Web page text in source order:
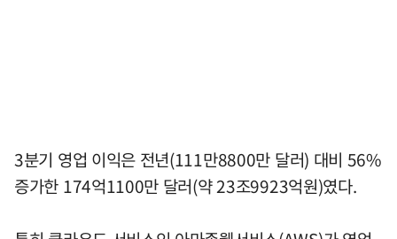
3분기 영업 이익은 전년(111만8800만 달러) 대비 56%
증가한 174억1100만 달러(약 23조9923억원)였다.